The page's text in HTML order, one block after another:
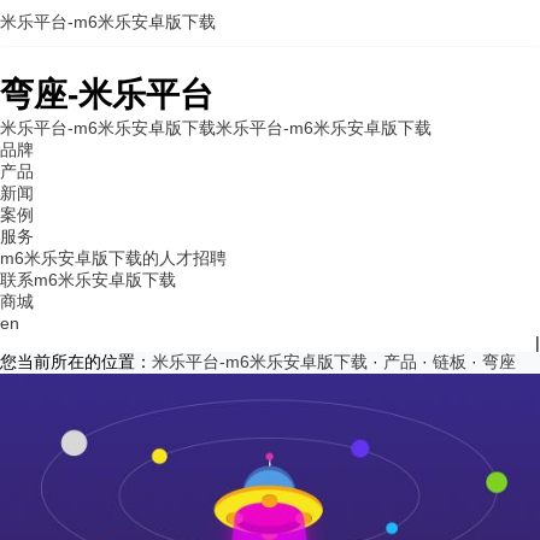
弯座-米乐平台
米乐平台-m6米乐安卓版下载米乐平台-m6米乐安卓版下载
品牌
产品
新闻
案例
服务
m6米乐安卓版下载的人才招聘
联系m6米乐安卓版下载
商城
en
|
米乐平台-m6米乐安卓版下载
您当前所在的位置： 米乐平台-m6米乐安卓版下载 · 产品 · 链板 · 弯座